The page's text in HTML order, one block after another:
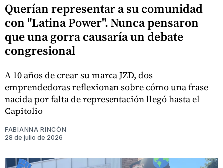
Querían representar a su comunidad
con "Latina Power". Nunca pensaron
que una gorra causaría un debate
congresional
A 10 años de crear su marca JZD, dos
emprendedoras reflexionan sobre cómo una frase
nacida por falta de representación llegó hasta el
Capitolio
FABIANNA RINCÓN
28 de julio de 2026